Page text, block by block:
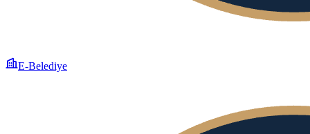
E-Belediye